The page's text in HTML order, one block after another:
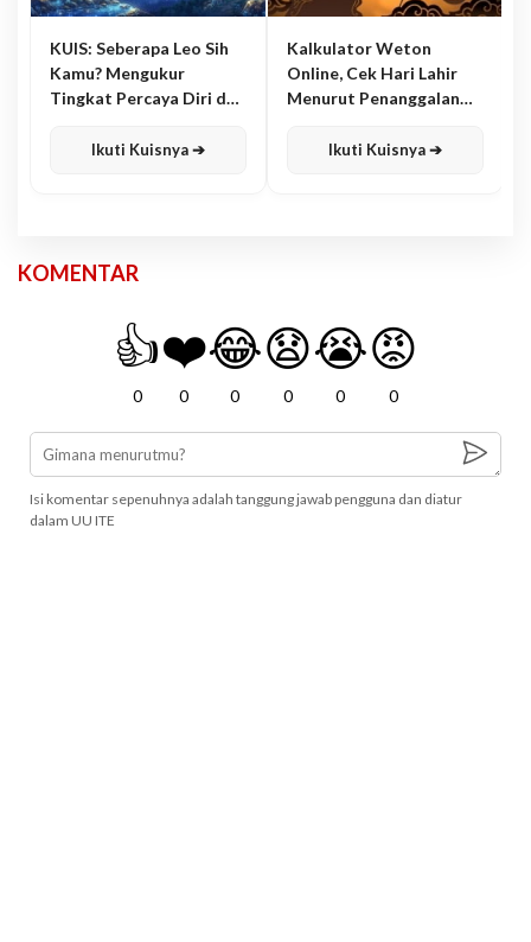
KUIS: Seberapa Leo Sih
Kamu? Mengukur
Tingkat Percaya Diri dan
Ikuti Kuisnya ➔
Kalkulator Weton
Online, Cek Hari Lahir
Menurut Penanggalan
Ikuti Kuisnya ➔
KOMENTAR
👍
0
❤️
0
😂
0
😧
0
😭
0
😡
0
Isi komentar sepenuhnya adalah tanggung jawab pengguna dan diatur
dalam UU ITE